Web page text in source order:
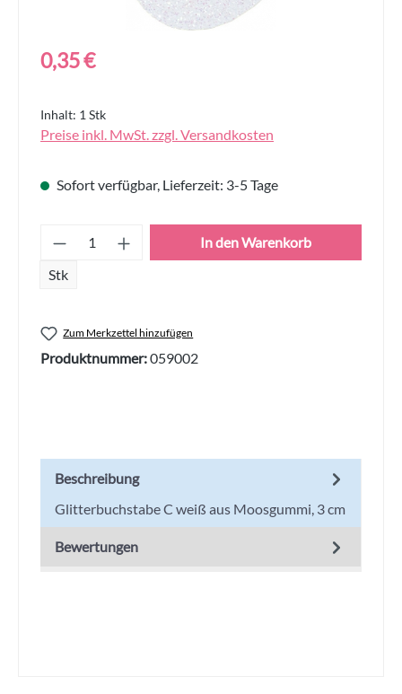
Regulärer Preis:
0,35 €
Inhalt: 1 Stk
Preise inkl. MwSt. zzgl. Versandkosten
Sofort verfügbar, Lieferzeit: 3-5 Tage
Produkt Anzahl: Gib den gewünschten
Stk
In den Warenkorb
Zum Merkzettel hinzufügen
Produktnummer:059002
Beschreibung
Glitterbuchstabe C weiß aus Moosgummi, 3 cm
Bewertungen